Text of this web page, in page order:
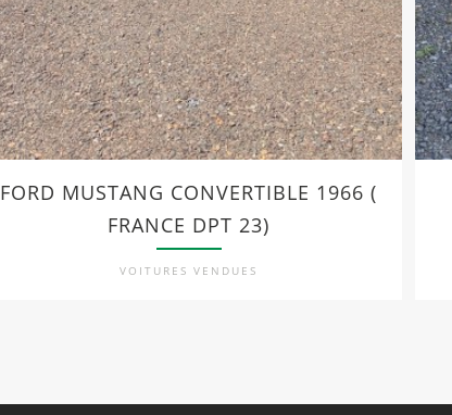
FORD MUSTANG CONVERTIBLE 1966 (
FRANCE DPT 23)
VOITURES VENDUES